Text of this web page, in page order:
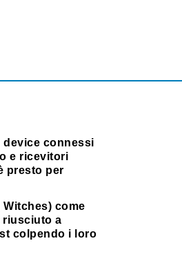
device connessi
e ricevitori
presto per
Witches) come
riusciuto a
colpendo i loro